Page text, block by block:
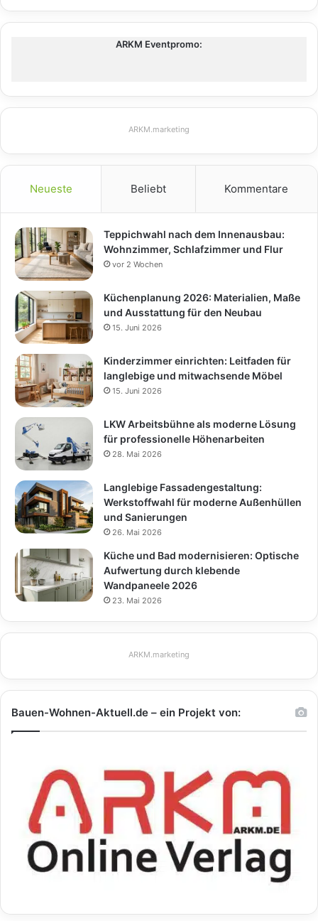
ARKM Eventpromo:
ARKM.marketing
Neueste Beliebt Kommentare
Teppichwahl nach dem Innenausbau:
Wohnzimmer, Schlafzimmer und Flur
vor 2 Wochen
Küchenplanung 2026: Materialien, Maße
und Ausstattung für den Neubau
15. Juni 2026
Kinderzimmer einrichten: Leitfaden für
langlebige und mitwachsende Möbel
15. Juni 2026
LKW Arbeitsbühne als moderne Lösung
für professionelle Höhenarbeiten
28. Mai 2026
Langlebige Fassadengestaltung:
Werkstoffwahl für moderne Außenhüllen
und Sanierungen
26. Mai 2026
Küche und Bad modernisieren: Optische
Aufwertung durch klebende
Wandpaneele 2026
23. Mai 2026
ARKM.marketing
Bauen-Wohnen-Aktuell.de – ein Projekt von: